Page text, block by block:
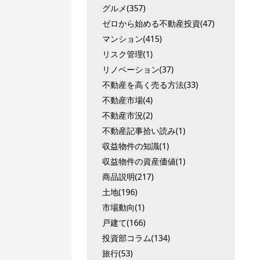
グルメ(357)
ゼロから始める不動産投資(47)
マンション(415)
リスク管理(1)
リノベーション(37)
不動産を高く売る方法(33)
不動産市場(4)
不動産市況(2)
不動産記事拾い読み(1)
収益物件の知識(1)
収益物件の資産価値(1)
商品説明(217)
土地(196)
市場動向(1)
戸建て(166)
投資部コラム(134)
旅行(53)